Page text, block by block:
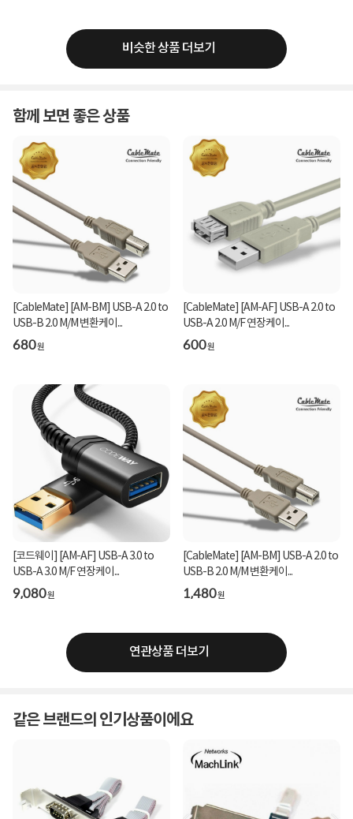
비슷한 상품 더보기
함께 보면 좋은 상품
[CableMate] [AM-BM] USB-A 2.0 to
USB-B 2.0 M/M 변환케이...
680원
[CableMate] [AM-AF] USB-A 2.0 to
USB-A 2.0 M/F 연장케이...
600원
[코드웨이] [AM-AF] USB-A 3.0 to
USB-A 3.0 M/F 연장케이...
9,080원
[CableMate] [AM-BM] USB-A 2.0 to
USB-B 2.0 M/M 변환케이...
1,480원
연관상품 더보기
같은 브랜드의 인기상품이에요